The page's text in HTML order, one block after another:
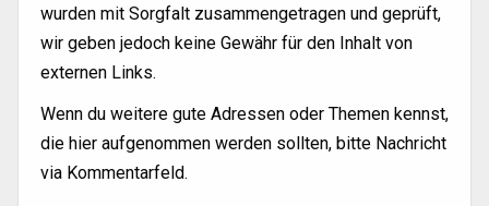
wurden mit Sorgfalt zusammengetragen und geprüft,
wir geben jedoch keine Gewähr für den Inhalt von
externen Links.
Wenn du weitere gute Adressen oder Themen kennst,
die hier aufgenommen werden sollten, bitte Nachricht
via Kommentarfeld.